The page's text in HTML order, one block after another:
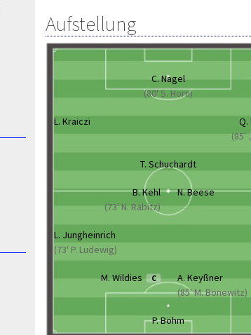
Aufstellung
C. Nagel
(80' S. Horn)
L. Kraiczi
(85'
T. Schuchardt
B. Kehl
(73' N. Rabitz)
N. Beese
L. Jungheinrich
(73' P. Ludewig)
M. Wildies C
A. Keyßner
(85' M. Bönewitz)
P. Böhm